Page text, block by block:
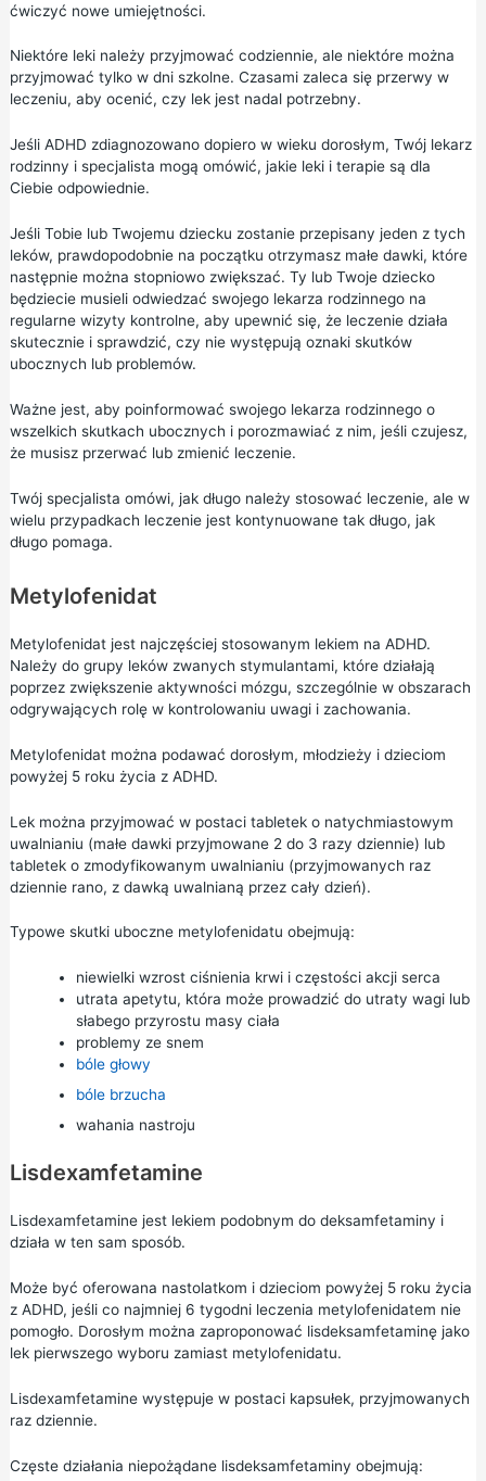
ćwiczyć nowe umiejętności.
Niektóre leki należy przyjmować codziennie, ale niektóre można
przyjmować tylko w dni szkolne. Czasami zaleca się przerwy w
leczeniu, aby ocenić, czy lek jest nadal potrzebny.
Jeśli ADHD zdiagnozowano dopiero w wieku dorosłym, Twój lekarz
rodzinny i specjalista mogą omówić, jakie leki i terapie są dla
Ciebie odpowiednie.
Jeśli Tobie lub Twojemu dziecku zostanie przepisany jeden z tych
leków, prawdopodobnie na początku otrzymasz małe dawki, które
następnie można stopniowo zwiększać. Ty lub Twoje dziecko
będziecie musieli odwiedzać swojego lekarza rodzinnego na
regularne wizyty kontrolne, aby upewnić się, że leczenie działa
skutecznie i sprawdzić, czy nie występują oznaki skutków
ubocznych lub problemów.
Ważne jest, aby poinformować swojego lekarza rodzinnego o
wszelkich skutkach ubocznych i porozmawiać z nim, jeśli czujesz,
że musisz przerwać lub zmienić leczenie.
Twój specjalista omówi, jak długo należy stosować leczenie, ale w
wielu przypadkach leczenie jest kontynuowane tak długo, jak
długo pomaga.
Metylofenidat
Metylofenidat jest najczęściej stosowanym lekiem na ADHD.
Należy do grupy leków zwanych stymulantami, które działają
poprzez zwiększenie aktywności mózgu, szczególnie w obszarach
odgrywających rolę w kontrolowaniu uwagi i zachowania.
Metylofenidat można podawać dorosłym, młodzieży i dzieciom
powyżej 5 roku życia z ADHD.
Lek można przyjmować w postaci tabletek o natychmiastowym
uwalnianiu (małe dawki przyjmowane 2 do 3 razy dziennie) lub
tabletek o zmodyfikowanym uwalnianiu (przyjmowanych raz
dziennie rano, z dawką uwalnianą przez cały dzień).
Typowe skutki uboczne metylofenidatu obejmują:
niewielki wzrost ciśnienia krwi i częstości akcji serca
utrata apetytu, która może prowadzić do utraty wagi lub
słabego przyrostu masy ciała
problemy ze snem
bóle głowy
bóle brzucha
wahania nastroju
Lisdexamfetamine
Lisdexamfetamine jest lekiem podobnym do deksamfetaminy i
działa w ten sam sposób.
Może być oferowana nastolatkom i dzieciom powyżej 5 roku życia
z ADHD, jeśli co najmniej 6 tygodni leczenia metylofenidatem nie
pomogło. Dorosłym można zaproponować lisdeksamfetaminę jako
lek pierwszego wyboru zamiast metylofenidatu.
Lisdexamfetamine występuje w postaci kapsułek, przyjmowanych
raz dziennie.
Częste działania niepożądane lisdeksamfetaminy obejmują: